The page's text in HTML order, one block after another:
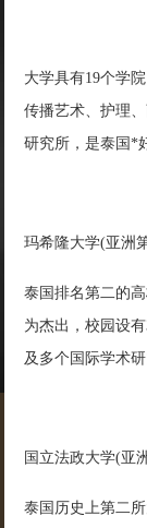
大学具有19个学
传播艺术、护理
研究所，是泰国*
玛希隆大学(亚洲
泰国排名第二的
为杰出，校园设
及多个国际学术研
国立法政大学(亚
泰国历史上第二